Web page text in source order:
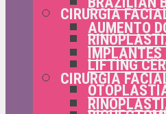
CIRURGIA
LIFTING
AUMENTO
IMPLANTES
CIRURGIA